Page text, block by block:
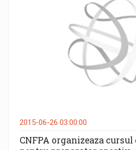
2015-06-26 03:00:00
CNFPA organizeaza